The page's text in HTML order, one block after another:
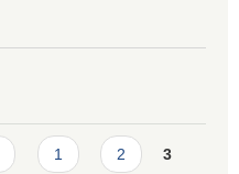
1 2 3